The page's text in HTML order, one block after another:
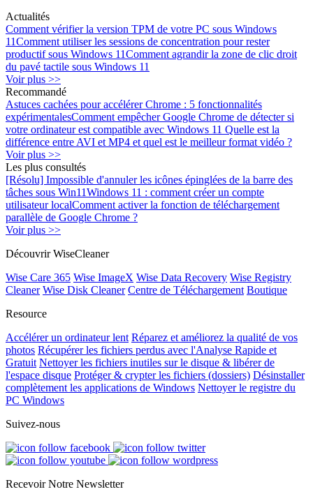
Actualités
Comment vérifier la version TPM de votre PC sous Windows
11Comment utiliser les sessions de concentration pour rester
productif sous Windows 11Comment agrandir la zone de clic droit
du pavé tactile sous Windows 11
Voir plus >>
Recommandé
Astuces cachées pour accélérer Chrome : 5 fonctionnalités
expérimentalesComment empêcher Google Chrome de détecter si
votre ordinateur est compatible avec Windows 11 Quelle est la
différence entre AVI et MP4 et quel est le meilleur format vidéo ?
Voir plus >>
Les plus consultés
[Résolu] Impossible d'annuler les icônes épinglées de la barre des
tâches sous Win11Windows 11 : comment créer un compte
utilisateur localComment activer la fonction de téléchargement
parallèle de Google Chrome ?
Voir plus >>
Découvrir WiseCleaner
Wise Care 365 Wise ImageX Wise Data Recovery Wise Registry
Cleaner Wise Disk Cleaner Centre de Téléchargement Boutique
Resource
Accélérer un ordinateur lent Réparez et améliorez la qualité de vos
photos Récupérer les fichiers perdus avec l'Analyse Rapide et
Gratuit Nettoyer les fichiers inutiles sur le disque & libérer de
l'espace disque Protéger & crypter les fichiers (dossiers) Désinstaller
complètement les applications de Windows Nettoyer le registre du
PC Windows
Suivez-nous
Recevoir Notre Newsletter